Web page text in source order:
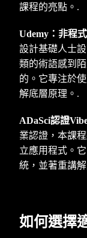
課程的亮點。.
Udemy：非程
設計基礎人士
類的術語感到
的。它專注於
解底層原理。.
ADaSci認證
業認證，本課
立應用程式。
統，並著重講
如何選擇